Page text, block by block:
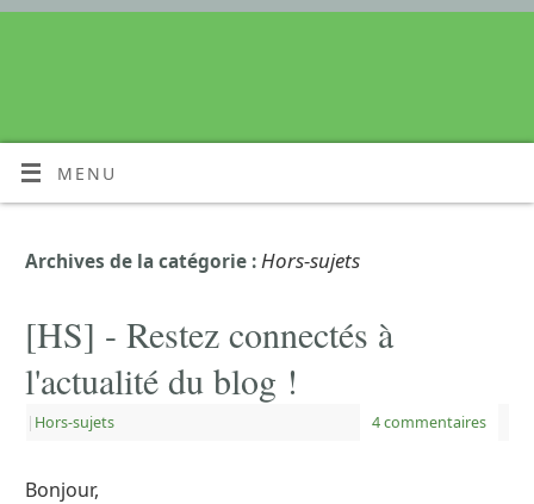
MENU
Archives de la catégorie :Hors-sujets
[HS] - Restez connectés à
l'actualité du blog !
| Hors-sujets 4 commentaires
Bonjour,